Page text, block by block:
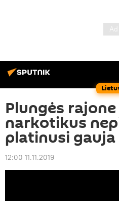
Plungės
narkotikus
platinusi
12:00 11.11.2019